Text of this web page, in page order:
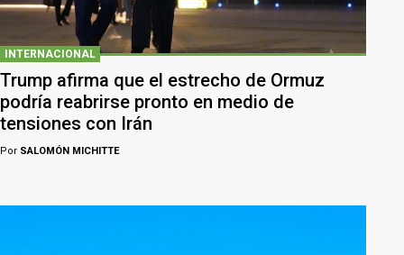
INTERNACIONAL
Trump afirma que el estrecho de Ormuz
podría reabrirse pronto en medio de
tensiones con Irán
Por SALOMÓN MICHITTE